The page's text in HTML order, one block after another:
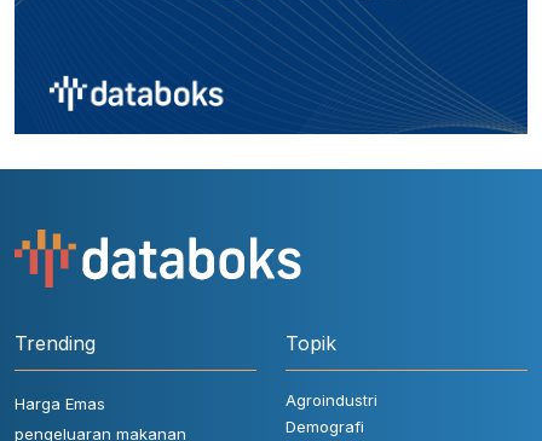
Trending
Harga Emas
pengeluaran makanan
Topik
Agroindustri
Demografi